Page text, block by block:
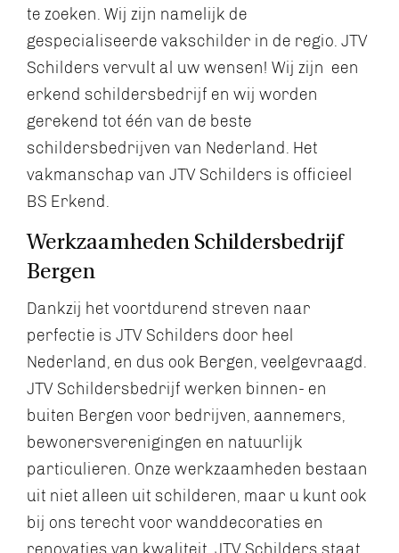
te zoeken. Wij zijn namelijk de
gespecialiseerde vakschilder in de regio. JTV
Schilders vervult al uw wensen! Wij zijn een
erkend schildersbedrijf en wij worden
gerekend tot één van de beste
schildersbedrijven van Nederland. Het
vakmanschap van JTV Schilders is officieel
BS Erkend.
Werkzaamheden Schildersbedrijf
Bergen
Dankzij het voortdurend streven naar
perfectie is JTV Schilders door heel
Nederland, en dus ook Bergen, veelgevraagd.
JTV Schildersbedrijf werken binnen- en
buiten Bergen voor bedrijven, aannemers,
bewonersverenigingen en natuurlijk
particulieren. Onze werkzaamheden bestaan
uit niet alleen uit schilderen, maar u kunt ook
bij ons terecht voor wanddecoraties en